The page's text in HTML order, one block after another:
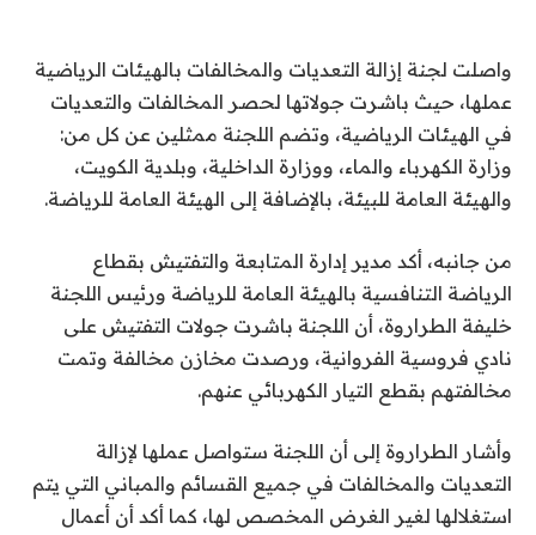
واصلت لجنة إزالة التعديات والمخالفات بالهيئات الرياضية
عملها، حيث باشرت جولاتها لحصر المخالفات والتعديات
في الهيئات الرياضية، وتضم اللجنة ممثلين عن كل من:
وزارة الكهرباء والماء، ووزارة الداخلية، وبلدية الكويت،
والهيئة العامة للبيئة، بالإضافة إلى الهيئة العامة للرياضة.
من جانبه، أكد مدير إدارة المتابعة والتفتيش بقطاع
الرياضة التنافسية بالهيئة العامة للرياضة ورئيس اللجنة
خليفة الطراروة، أن اللجنة باشرت جولات التفتيش على
نادي فروسية الفروانية، ورصدت مخازن مخالفة وتمت
مخالفتهم بقطع التيار الكهربائي عنهم.
وأشار الطراروة إلى أن اللجنة ستواصل عملها لإزالة
التعديات والمخالفات في جميع القسائم والمباني التي يتم
استغلالها لغير الغرض المخصص لها، كما أكد أن أعمال